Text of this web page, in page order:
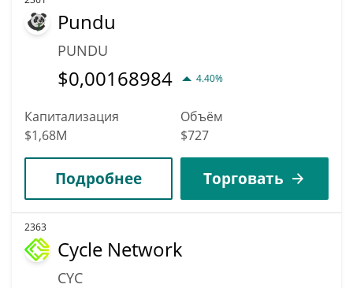
Pundu
PUNDU
$0,00168984 4.40%
Капитализация
$1,68M
Объём
$727
Подробнее Торговать
2363
Cycle Network
CYC